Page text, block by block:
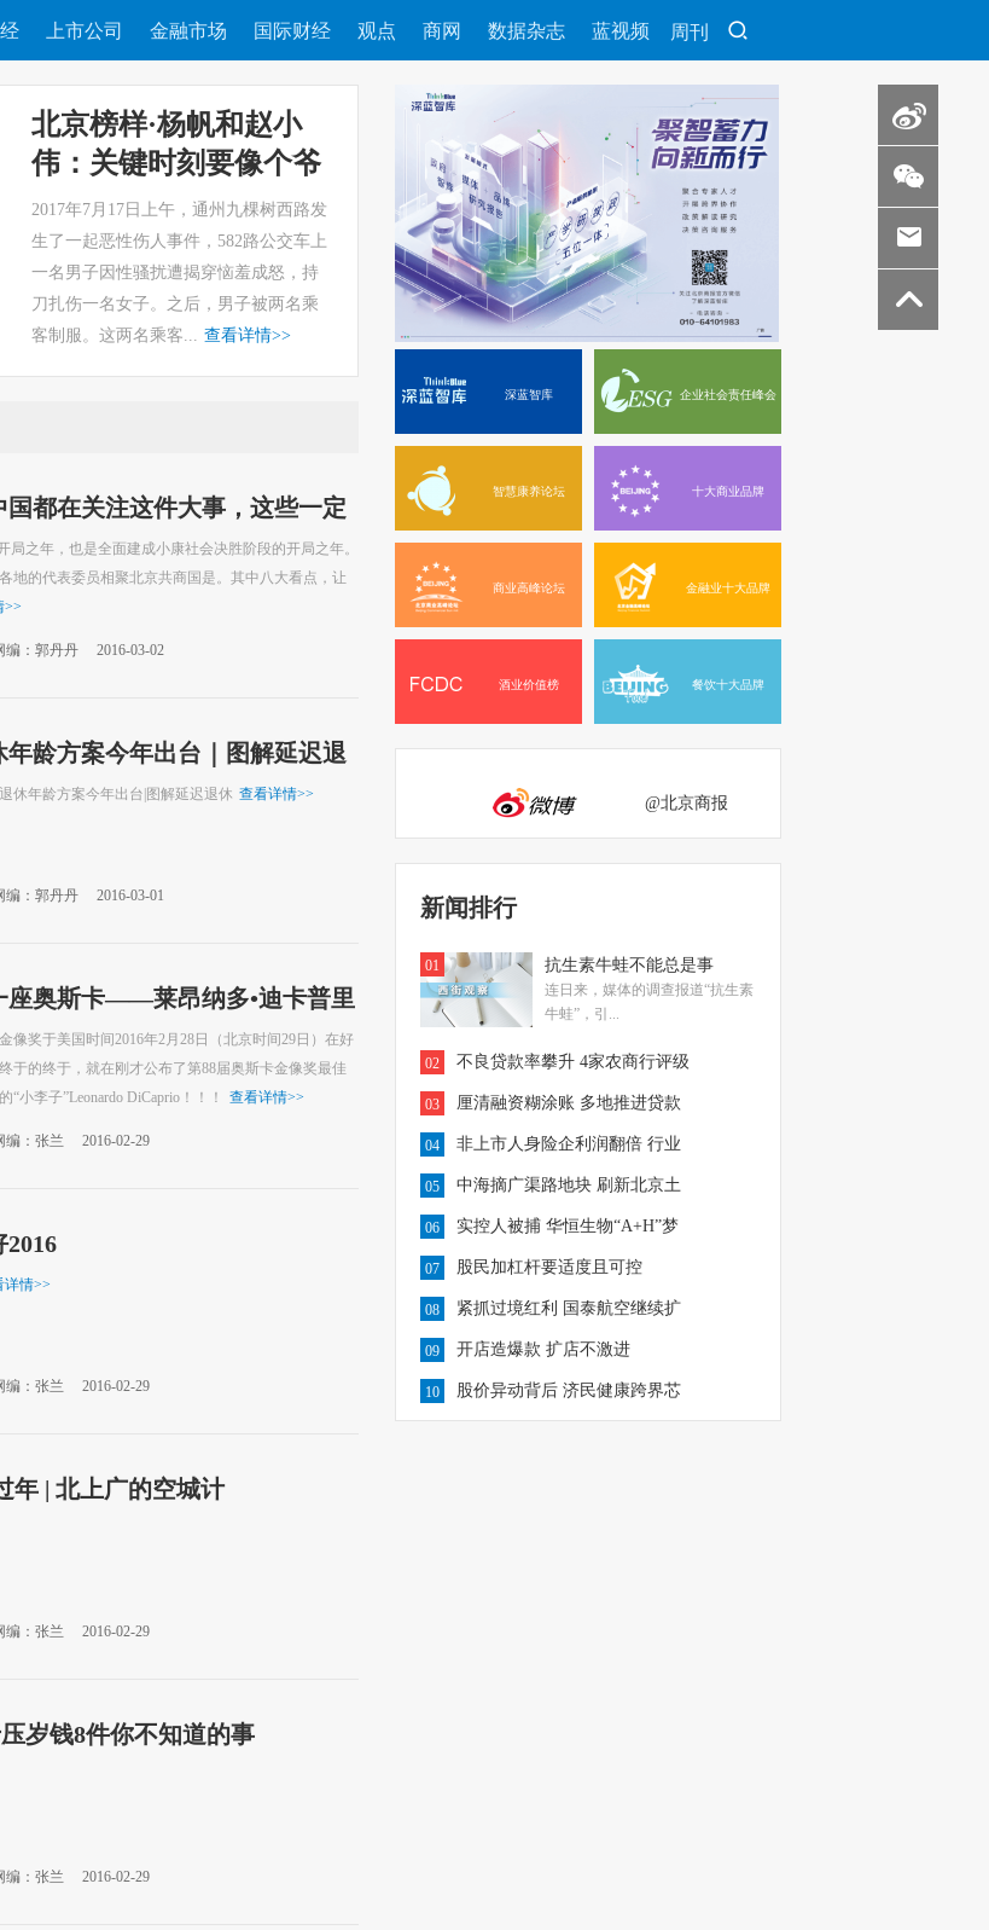
上市公司 金融市场 国际财经 观点 商网 数据杂志 蓝视频 周刊
北京榜样·杨帆和赵小
伟：关键时刻要像个爷
们儿
2017年7月17日上午，通州九棵树西路发
生了一起恶性伤人事件，582路公交车上
一名男子因性骚扰遭揭穿恼羞成怒，持
刀扎伤一名女子。之后，男子被两名乘
客制服。这两名乘客...
查看详情>>
国都在关注这件大事，这些一定
局之年，也是全面建成小康社会决胜阶段的开局之年。
地的代表委员相聚北京共商国是。其中八大看点，让
>>
编：郭丹丹 2016-03-02
年龄方案今年出台｜图解延迟退
休年龄方案今年出台|图解延迟退休 查看详情>>
编：郭丹丹 2016-03-01
座奥斯卡——莱昂纳多•迪卡普里
像奖于美国时间2016年2月28日（北京时间29日）在好
于的终于，就在刚才公布了第88届奥斯卡金像奖最佳
小李子”Leonardo DiCaprio！！！
查看详情>>
编：张兰 2016-02-29
2016
详情>>
编：张兰 2016-02-29
年 | 北上广的空城计
编：张兰 2016-02-29
岁钱8件你不知道的事
编：张兰 2016-02-29
深蓝智库 企业社会责任峰会
智慧康养论坛 十大商业品牌
商业高峰论坛 金融业十大品牌
酒业价值榜 餐饮十大品牌
@北京商报
新闻排行
01 抗生素牛蛙不能总是事
连日来，媒体的调查报道“抗生素
牛蛙”，引...
02 不良贷款率攀升 4家农商行评级
03 厘清融资糊涂账 多地推进贷款
04 非上市人身险企利润翻倍 行业
05 中海摘广渠路地块 刷新北京土
06 实控人被捕 华恒生物“A+H”梦
07 股民加杠杆要适度且可控
08 紧抓过境红利 国泰航空继续扩
09 开店造爆款 扩店不激进
10 股价异动背后 济民健康跨界芯